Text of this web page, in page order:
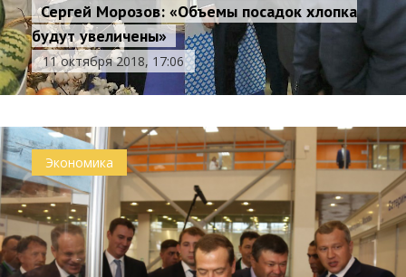
Сергей Морозов: «Объемы посадок хлопка
будут увеличены»
11 октября 2018, 17:06
Экономика